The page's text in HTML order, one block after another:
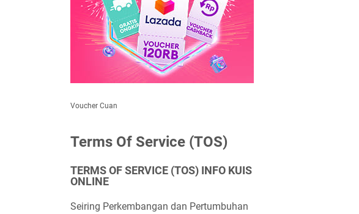
Voucher Cuan
Terms Of Service (TOS)
TERMS OF SERVICE (TOS) INFO KUIS
ONLINE
Seiring Perkembangan dan Pertumbuhan